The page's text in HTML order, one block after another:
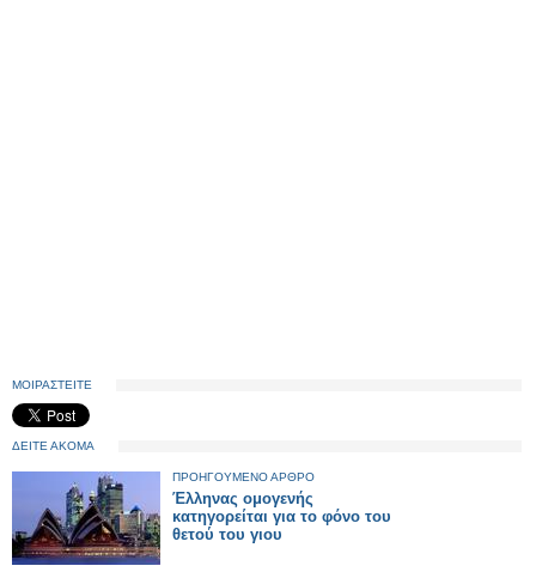
ΜΟΙΡΑΣΤΕΙΤΕ
ΔΕΙΤΕ ΑΚΟΜΑ
ΠΡΟΗΓΟΥΜΕΝΟ ΑΡΘΡΟ
Έλληνας ομογενής
κατηγορείται για το φόνο του
θετού του γιου